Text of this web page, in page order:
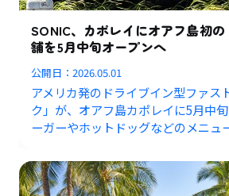
SONIC、カポレイにオアフ島初
舗を5月中旬オープンへ
公開日：2026.05.01
アメリカ発のドライブイン型ファス
ク」が、オアフ島カポレイに5月中
ーガーやホットドッグなどのメニュ